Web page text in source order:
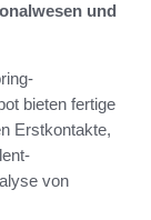
und
bieten fertige
Erstkontakte,
von